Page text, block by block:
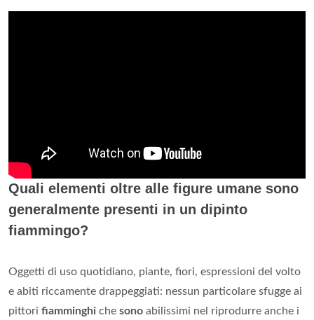
Quali elementi oltre alle figure umane sono
generalmente presenti in un dipinto
fiammingo?
Oggetti di uso quotidiano, piante, fiori, espressioni del volto
e abiti riccamente drappeggiati: nessun particolare sfugge ai
pittori fiamminghi che sono abilissimi nel riprodurre anche i